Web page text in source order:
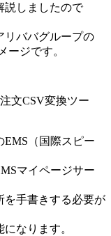
説しましたので
ババグループの
ージです。
文CSV変換ツー
（国際スピー
マイページサー
を手書きする必要が
なります。